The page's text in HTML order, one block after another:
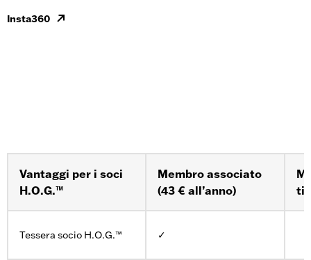
Insta360
Vantaggi per i soci
H.O.G.™
Membro associato
(43 € all’anno)
Tessera socio H.O.G.™ ✓